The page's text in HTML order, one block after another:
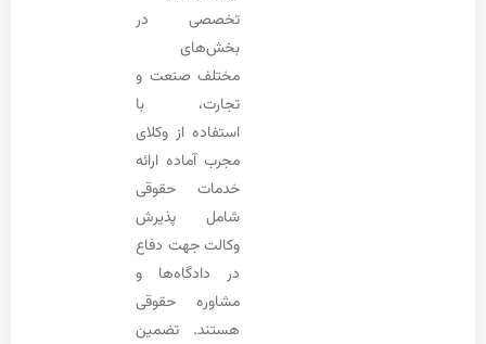
تخصصی در
مختلف صنعت و
تجارت، با
استفاده از وکلای
مجرب آماده ارائه
خدمات حقوقی
شامل پذیرش
وکالت جهت دفاع
در دادگاه‌ها و
مشاوره حقوقی
هستند. تضمین